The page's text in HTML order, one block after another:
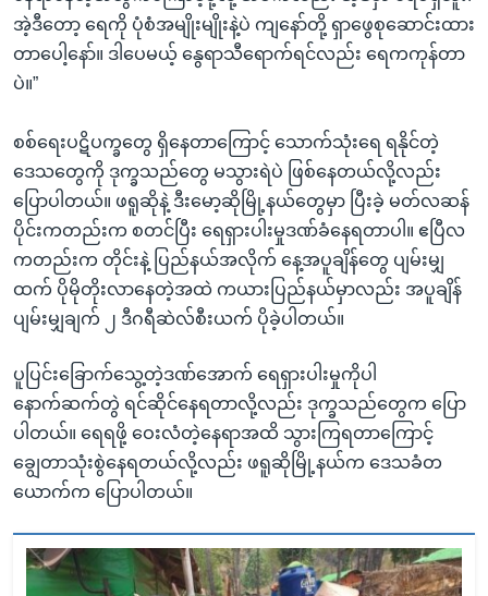
အဲ့ဒီတော့ ရေကို ပုံစံအမျိုးမျိုးနဲ့ပဲ ကျနော်တို့ ရှာဖွေစုဆောင်းထား
တာပေါ့နော်။ ဒါပေမယ့် နွေရာသီရောက်ရင်လည်း ရေကကုန်တာ
ပဲ။”
စစ်ရေးပဋိပက္ခတွေ ရှိနေတာကြောင့် သောက်သုံးရေ ရနိုင်တဲ့
ဒေသတွေကို ဒုက္ခသည်တွေ မသွားရဲပဲ ဖြစ်နေတယ်လို့လည်း
ပြောပါတယ်။ ဖရူဆိုနဲ့ ဒီးမော့ဆိုမြို့နယ်တွေမှာ ပြီးခဲ့ မတ်လဆန်
ပိုင်းကတည်းက စတင်ပြီး ရေရှားပါးမှုဒဏ်ခံနေရတာပါ။ ဧပြီလ
ကတည်းက တိုင်းနဲ့ ပြည်နယ်အလိုက် နေ့အပူချိန်တွေ ပျမ်းမျှ
ထက် ပိုမိုတိုးလာနေတဲ့အထဲ ကယားပြည်နယ်မှာလည်း အပူချိန်
ပျမ်းမျှချက် ၂ ဒီဂရီဆဲလ်စီးယက် ပိုခဲ့ပါတယ်။
ပူပြင်းခြောက်သွေ့တဲ့ဒဏ်အောက် ရေရှားပါးမှုကိုပါ
နောက်ဆက်တွဲ ရင်ဆိုင်နေရတာလို့လည်း ဒုက္ခသည်တွေက ပြော
ပါတယ်။ ရေရဖို့ ဝေးလံတဲ့နေရာအထိ သွားကြရတာကြောင့်
ချွေတာသုံးစွဲနေရတယ်လို့လည်း ဖရူဆိုမြို့နယ်က ဒေသခံတ
ယောက်က ပြောပါတယ်။